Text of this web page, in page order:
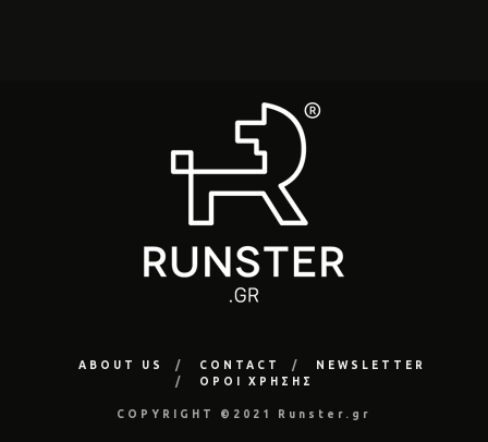
ABOUT US CONTACT
NEWSLETTER
ΟΡΟΙ ΧΡΗΣΗΣ
COPYRIGHT ©2021 Runster.gr